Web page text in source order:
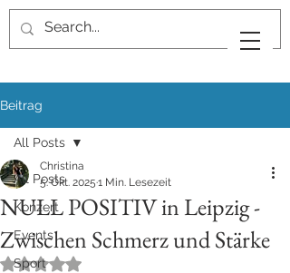
Beitrag
All Posts
Konzert
Events
Sport
All Posts
NULL POSITIV in Leipzig -
Zwischen Schmerz und Stärke
Christina
5. Okt. 2025 1 Min. Lesezeit
Mit NaN von 5 Sternen bewertet.